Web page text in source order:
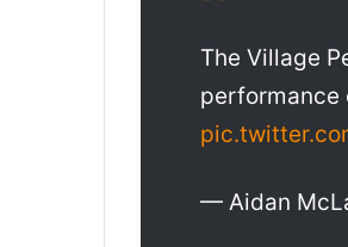
The Village
performance
— Aidan